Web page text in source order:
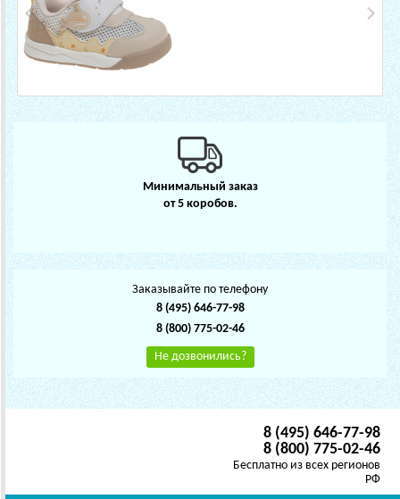
Минимальный заказ
от 5 коробов.
Заказывайте по телефону
8 (495) 646-77-98
8 (800) 775-02-46
Не дозвонились?
8 (495) 646-77-98
8 (800) 775-02-46
Бесплатно из всех регионов
РФ